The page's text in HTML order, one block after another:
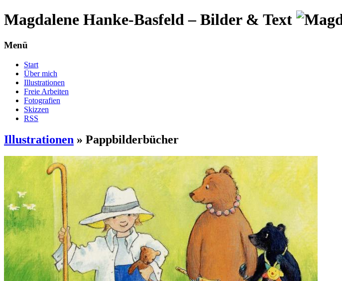
Magdalene Hanke-Basfeld – Bilder & Text
Menü
Start
Über mich
Illustrationen
Freie Arbeiten
Fotografien
Skizzen
RSS
Illustrationen » Pappbilderbücher